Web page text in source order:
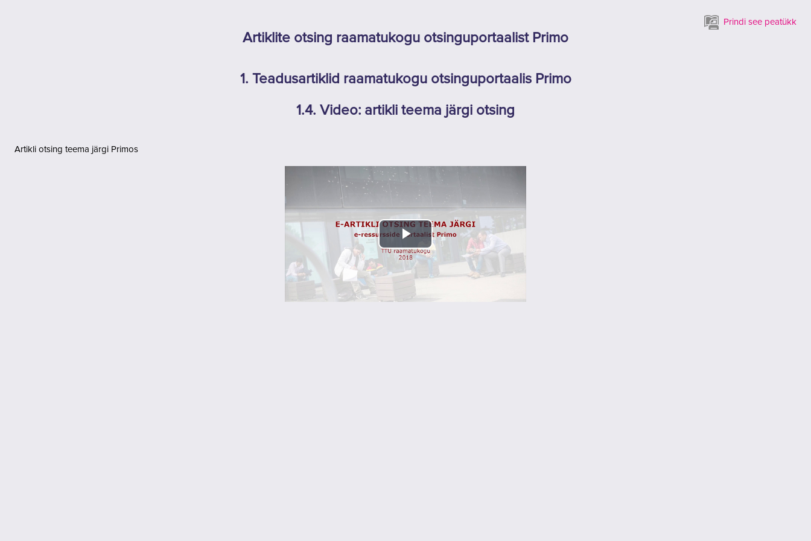
Prindi see peatükk
Artiklite otsing raamatukogu otsinguportaalist Primo
1. Teadusartiklid raamatukogu otsinguportaalis Primo
1.4. Video: artikli teema järgi otsing
Artikli otsing teema järgi Primos
Esita
video